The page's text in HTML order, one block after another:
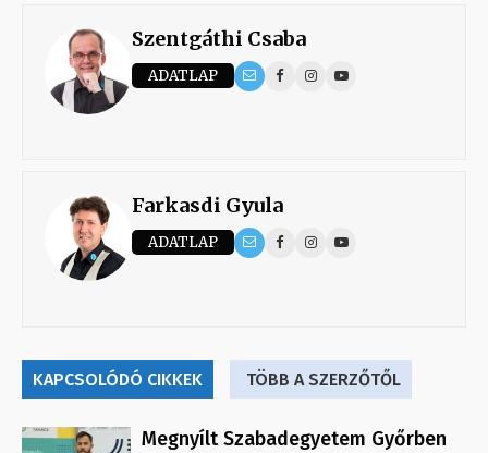
Szentgáthi Csaba
ADATLAP
Farkasdi Gyula
ADATLAP
KAPCSOLÓDÓ CIKKEK TÖBB A SZERZŐTŐL
Megnyílt Szabadegyetem Győrben